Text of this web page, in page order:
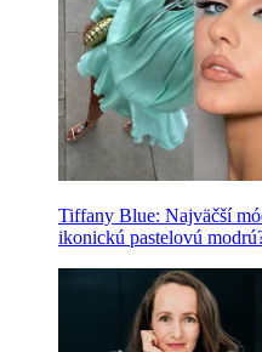
Tiffany Blue: Najväčší
ikonickú pastelovú